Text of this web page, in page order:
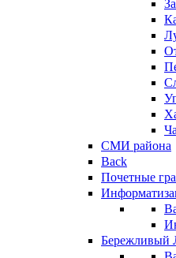
СМИ района
Back
Почетные
Бережливый